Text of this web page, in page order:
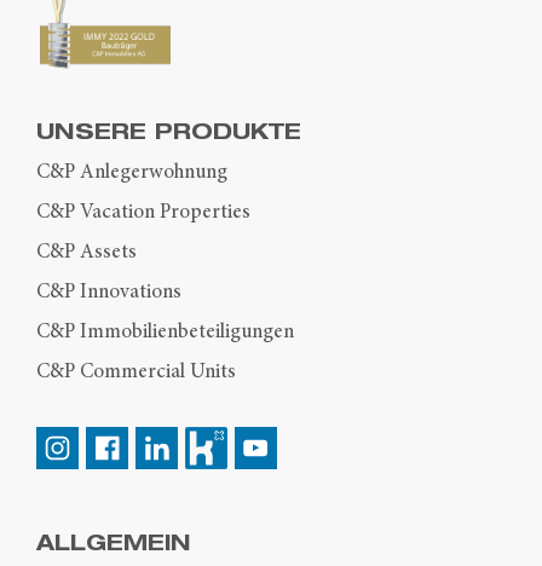
UNSERE PRODUKTE
C&P Anlegerwohnung
C&P Vacation Properties
C&P Assets
C&P Innovations
C&P Immobilienbeteiligungen
C&P Commercial Units
ALLGEMEIN